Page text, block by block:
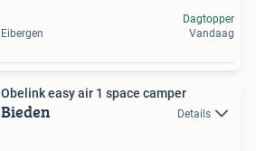
Eibergen
Dagtopper
Vandaag
Obelink easy air 1 space camper
Bieden Details